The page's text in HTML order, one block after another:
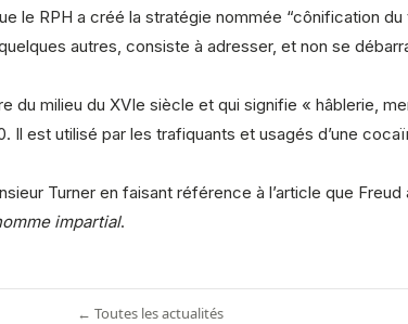
le RPH a créé la stratégie nommée “cônification
autres, consiste à adresser, et non se
milieu du XVIe siècle et qui signifie « hâblerie,
Il est utilisé par les trafiquants et usagés d’une
Turner en faisant référence à l’article que Freud
impartial.
← Toutes les actualités